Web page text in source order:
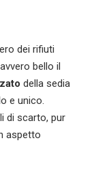
dei rifiuti
bello il
della sedia
e unico.
di scarto, pur
aspetto